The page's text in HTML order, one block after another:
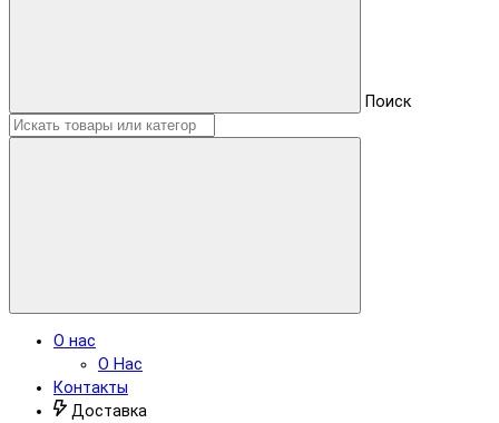
Поиск
О нас
О Нас
Контакты
Доставка